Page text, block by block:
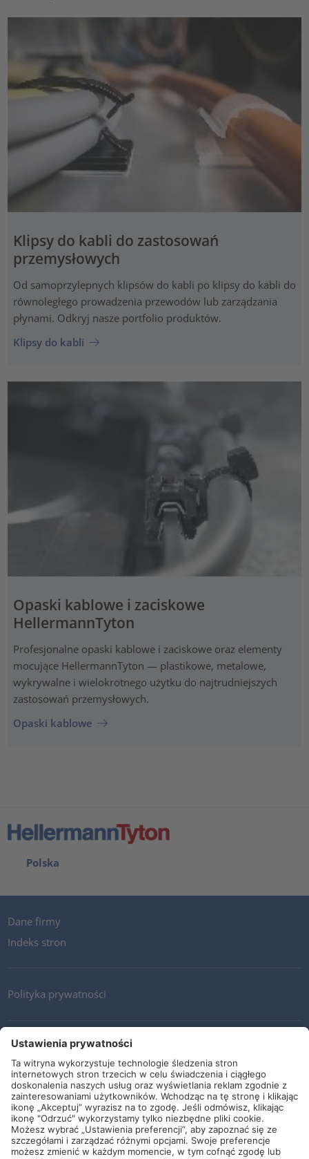
Klipsy do kabli do zastosowań
przemysłowych
Od samoprzylepnych klipsów do kabli po klipsy do kabli do
równoległego prowadzenia przewodów lub zarządzania
płynami. Odkryj nasze portfolio produktów.
Klipsy do kabli
Opaski kablowe i zaciskowe
HellermannTyton
Profesjonalne opaski kablowe i zaciskowe oraz elementy
mocujące HellermannTyton — plastikowe, metalowe,
wykrywalne i wielokrotnego użytku do najtrudniejszych
zastosowań przemysłowych.
Opaski kablowe
Polska
Dane firmy
Indeks stron
Polityka prywatności
Kontakt
Newsletter
Ogólne warunki i dostawy